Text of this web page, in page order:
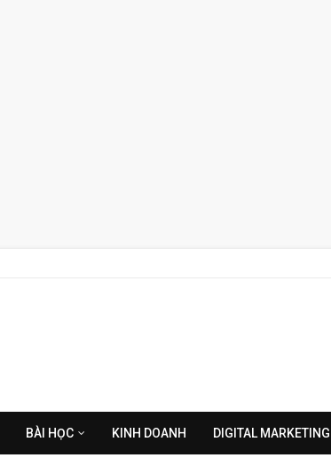
BÀI HỌC KINH DOANH DIGITAL MARKETING